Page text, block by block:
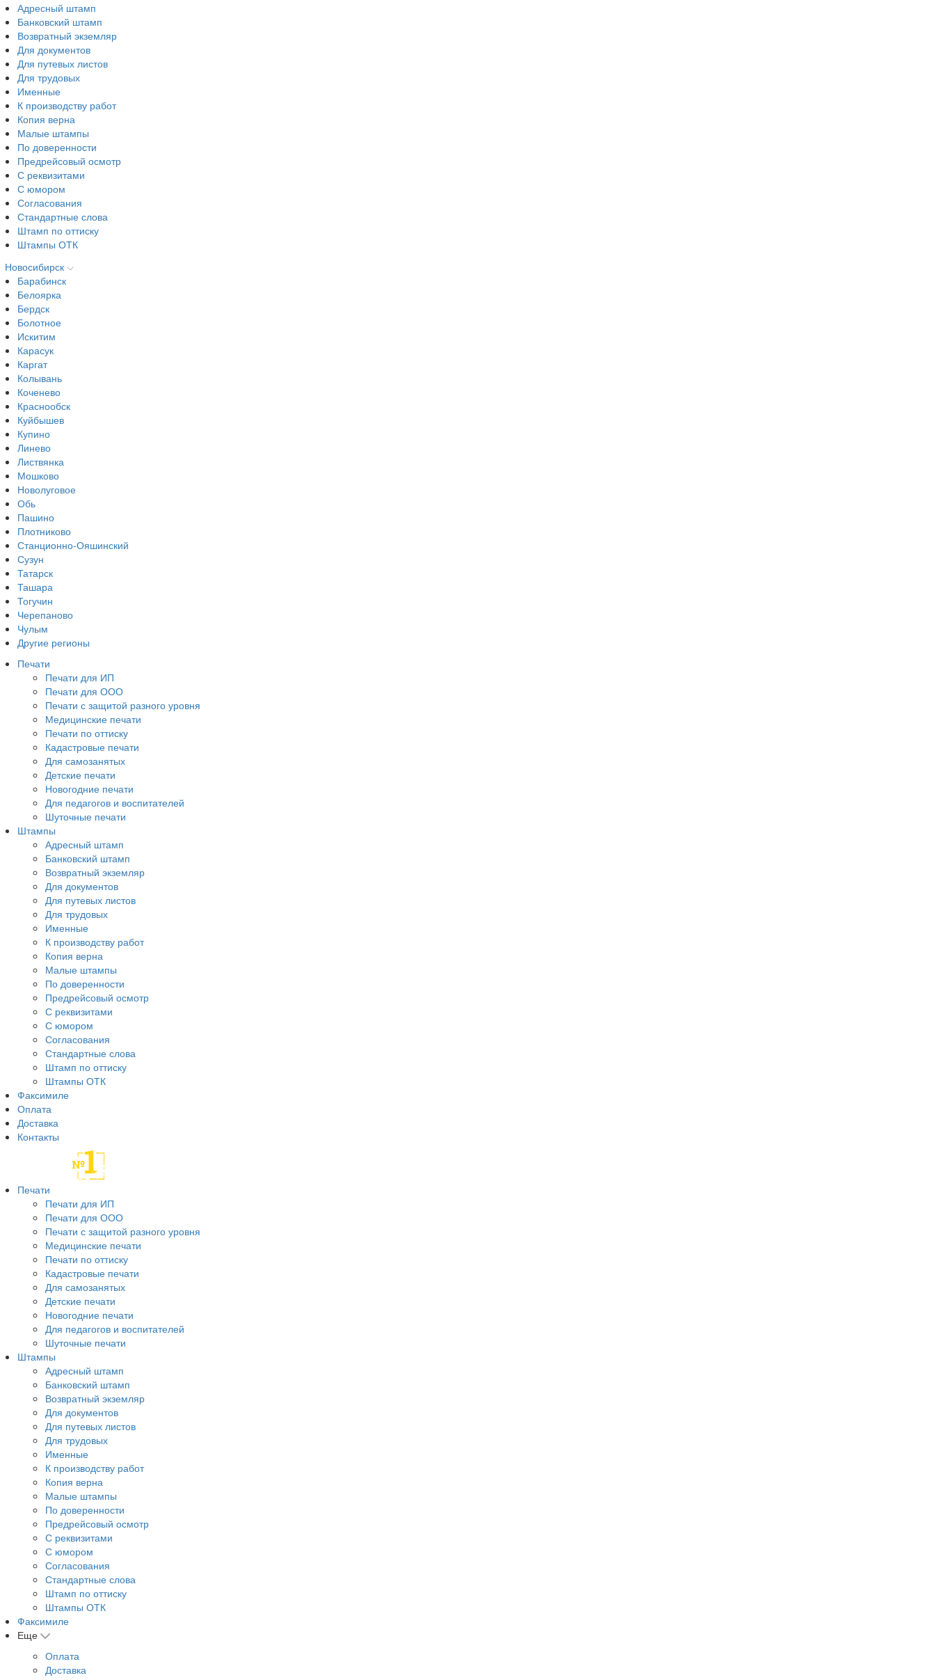
Адресный штамп
Банковский штамп
Возвратный экземляр
Для документов
Для путевых листов
Для трудовых
Именные
К производству работ
Копия верна
Малые штампы
По доверенности
Предрейсовый осмотр
С реквизитами
С юмором
Согласования
Стандартные слова
Штамп по оттиску
Штампы ОТК
Новосибирск
Барабинск
Белоярка
Бердск
Болотное
Искитим
Карасук
Каргат
Колывань
Коченево
Краснообск
Куйбышев
Купино
Линево
Листвянка
Мошково
Новолуговое
Обь
Пашино
Плотниково
Станционно-Ояшинский
Сузун
Татарск
Ташара
Тогучин
Черепаново
Чулым
Другие регионы
Печати
Печати для ИП
Печати для ООО
Печати с защитой разного уровня
Медицинские печати
Печати по оттиску
Кадастровые печати
Для самозанятых
Детские печати
Новогодние печати
Для педагогов и воспитателей
Шуточные печати
Штампы
Адресный штамп
Банковский штамп
Возвратный экземляр
Для документов
Для путевых листов
Для трудовых
Именные
К производству работ
Копия верна
Малые штампы
По доверенности
Предрейсовый осмотр
С реквизитами
С юмором
Согласования
Стандартные слова
Штамп по оттиску
Штампы ОТК
Факсимиле
Оплата
Доставка
Контакты
Печати
Печати для ИП
Печати для ООО
Печати с защитой разного уровня
Медицинские печати
Печати по оттиску
Кадастровые печати
Для самозанятых
Детские печати
Новогодние печати
Для педагогов и воспитателей
Шуточные печати
Штампы
Адресный штамп
Банковский штамп
Возвратный экземляр
Для документов
Для путевых листов
Для трудовых
Именные
К производству работ
Копия верна
Малые штампы
По доверенности
Предрейсовый осмотр
С реквизитами
С юмором
Согласования
Стандартные слова
Штамп по оттиску
Штампы ОТК
Факсимиле
Еще
Оплата
Доставка